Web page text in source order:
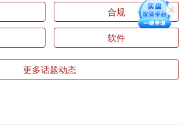
合规
软件
更多话题动态